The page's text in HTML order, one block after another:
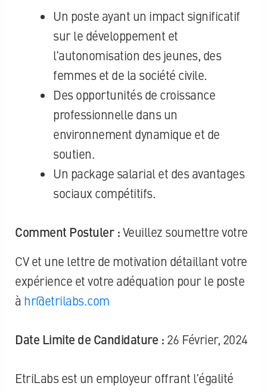
Un poste ayant un impact significatif
sur le développement et
l’autonomisation des jeunes, des
femmes et de la société civile.
Des opportunités de croissance
professionnelle dans un
environnement dynamique et de
soutien.
Un package salarial et des avantages
sociaux compétitifs.
Comment Postuler :Veuillez soumettre votre
CV et une lettre de motivation détaillant votre
expérience et votre adéquation pour le poste
à hr@etrilabs.com
Date Limite de Candidature : 26 Février, 2024
EtriLabs est un employeur offrant l’égalité